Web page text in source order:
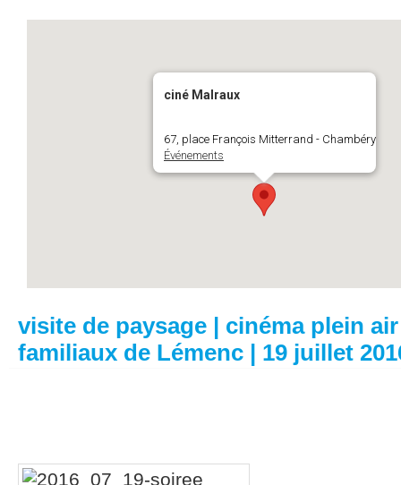
ciné Malraux
67, place François Mitterrand - Chambéry
Événements
visite de paysage | cinéma plein
familiaux de Lémenc | 19 juillet